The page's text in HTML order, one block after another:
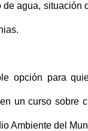
agua, situación
opción para
un curso sobre
Ambiente del